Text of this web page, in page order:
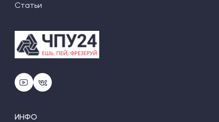
Статьи
ИНФО